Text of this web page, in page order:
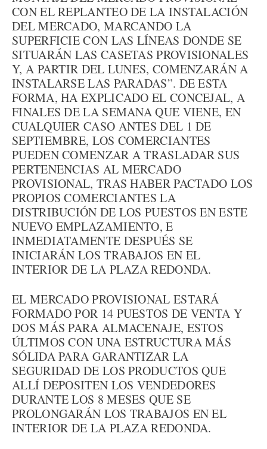
CON EL REPLANTEO DE LA INSTALACIÓN
DEL MERCADO, MARCANDO LA
SUPERFICIE CON LAS LÍNEAS DONDE SE
SITUARÁN LAS CASETAS PROVISIONALES
Y, A PARTIR DEL LUNES, COMENZARÁN A
INSTALARSE LAS PARADAS”. DE ESTA
FORMA, HA EXPLICADO EL CONCEJAL, A
FINALES DE LA SEMANA QUE VIENE, EN
CUALQUIER CASO ANTES DEL 1 DE
SEPTIEMBRE, LOS COMERCIANTES
PUEDEN COMENZAR A TRASLADAR SUS
PERTENENCIAS AL MERCADO
PROVISIONAL, TRAS HABER PACTADO LOS
PROPIOS COMERCIANTES LA
DISTRIBUCIÓN DE LOS PUESTOS EN ESTE
NUEVO EMPLAZAMIENTO, E
INMEDIATAMENTE DESPUÉS SE
INICIARÁN LOS TRABAJOS EN EL
INTERIOR DE LA PLAZA REDONDA.
EL MERCADO PROVISIONAL ESTARÁ
FORMADO POR 14 PUESTOS DE VENTA Y
DOS MÁS PARA ALMACENAJE, ESTOS
ÚLTIMOS CON UNA ESTRUCTURA MÁS
SÓLIDA PARA GARANTIZAR LA
SEGURIDAD DE LOS PRODUCTOS QUE
ALLÍ DEPOSITEN LOS VENDEDORES
DURANTE LOS 8 MESES QUE SE
PROLONGARÁN LOS TRABAJOS EN EL
INTERIOR DE LA PLAZA REDONDA.